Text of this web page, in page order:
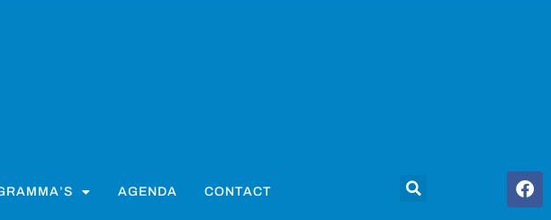
AGENDA CONTACT